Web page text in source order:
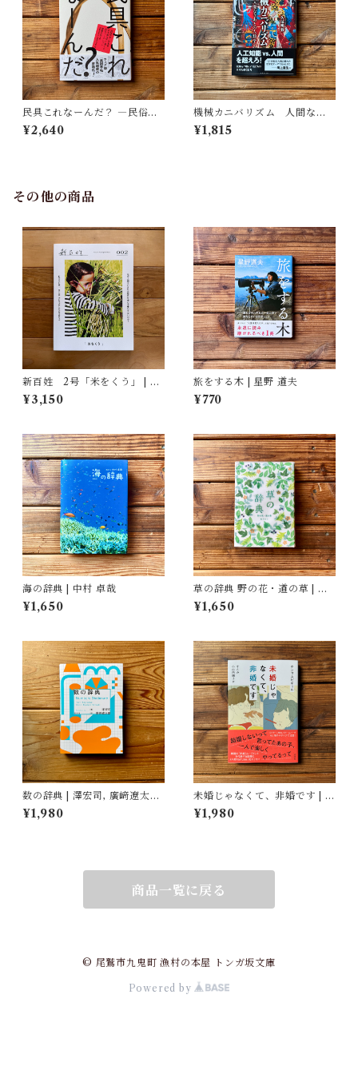
民具これなーんだ？ ―民俗学
者・宮本常一が美術大学に遺
した民具コレクション | 加藤幸
¥2,640
機械カニバリズム 人間なき
あとの人類学へ｜久保 明教
¥1,815
その他の商品
新百姓 2号「米をくう」 | 一
般社団法人新百姓(編集)
¥3,150
旅をする木 | 星野 道夫
¥770
海の辞典 | 中村 卓哉
¥1,650
草の辞典 野の花・道の草 | 森
乃おと, ささきみえこ（イラス
ト）
¥1,650
数の辞典 | 澤宏司, 廣﨑遼太朗
(イラスト)
¥1,980
未婚じゃなくて、非婚です | ホ
ンサムピギョル, すんみ(翻訳),
小山内園子(翻訳)
¥1,980
商品一覧に戻る
© 尾鷲市九鬼町 漁村の本屋 トンガ坂文庫
Powered by